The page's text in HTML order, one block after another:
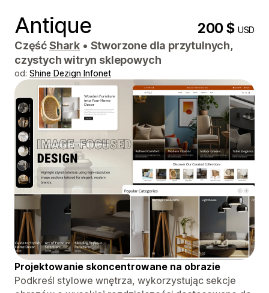
Antique 200 $USD
CzęśćShark • Stworzone dla przytulnych,
czystych witryn sklepowych
od: Shine Dezign Infonet
Projektowanie skoncentrowane na obrazie
Podkreśl stylowe wnętrza, wykorzystując sekcje